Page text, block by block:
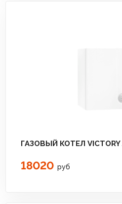
ГАЗОВЫЙ КОТЕЛ
18020 руб